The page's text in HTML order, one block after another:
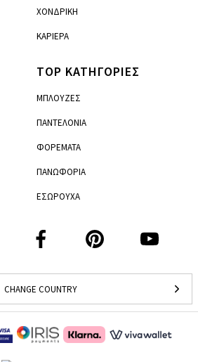
ΧΟΝΔΡΙΚΗ
ΚΑΡΙΕΡΑ
CHANGE COUNTRY
TOP ΚΑΤΗΓΟΡΙΕΣ
ΜΠΛΟΥΖΕΣ
ΠΑΝΤΕΛΟΝΙΑ
ΦΟΡΕΜΑΤΑ
ΠΑΝΩΦΟΡΙΑ
ΕΣΩΡΟΥΧΑ